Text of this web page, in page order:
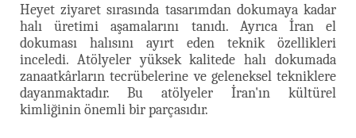
Heyet ziyaret sırasında tasarımdan dokumaya kadar
halı üretimi aşamalarını tanıdı. Ayrıca İran el
dokuması halısını ayırt eden teknik özellikleri
inceledi. Atölyeler yüksek kalitede halı dokumada
zanaatkârların tecrübelerine ve geleneksel tekniklere
dayanmaktadır. Bu atölyeler İran'ın kültürel
kimliğinin önemli bir parçasıdır.